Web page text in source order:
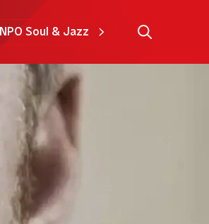
NPO Soul & Jazz